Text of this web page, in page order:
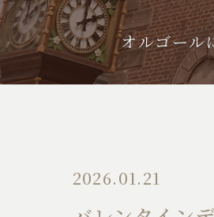
オルゴール
2026.01.21